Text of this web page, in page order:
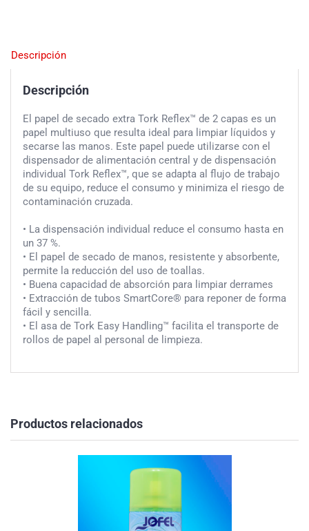
Descripción
Descripción
El papel de secado extra Tork Reflex™ de 2 capas es un
papel multiuso que resulta ideal para limpiar líquidos y
secarse las manos. Este papel puede utilizarse con el
dispensador de alimentación central y de dispensación
individual Tork Reflex™, que se adapta al flujo de trabajo
de su equipo, reduce el consumo y minimiza el riesgo de
contaminación cruzada.
• La dispensación individual reduce el consumo hasta en
un 37 %.
• El papel de secado de manos, resistente y absorbente,
permite la reducción del uso de toallas.
• Buena capacidad de absorción para limpiar derrames
• Extracción de tubos SmartCore® para reponer de forma
fácil y sencilla.
• El asa de Tork Easy Handling™ facilita el transporte de
rollos de papel al personal de limpieza.
Productos relacionados